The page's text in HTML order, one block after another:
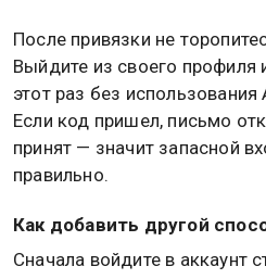
После привязки не
Выйдите из своего профиля
этот раз без использования
Если код пришел, письмо
принят — значит запасной
правильно.
Как добавить другой
Сначала войдите в аккаунт